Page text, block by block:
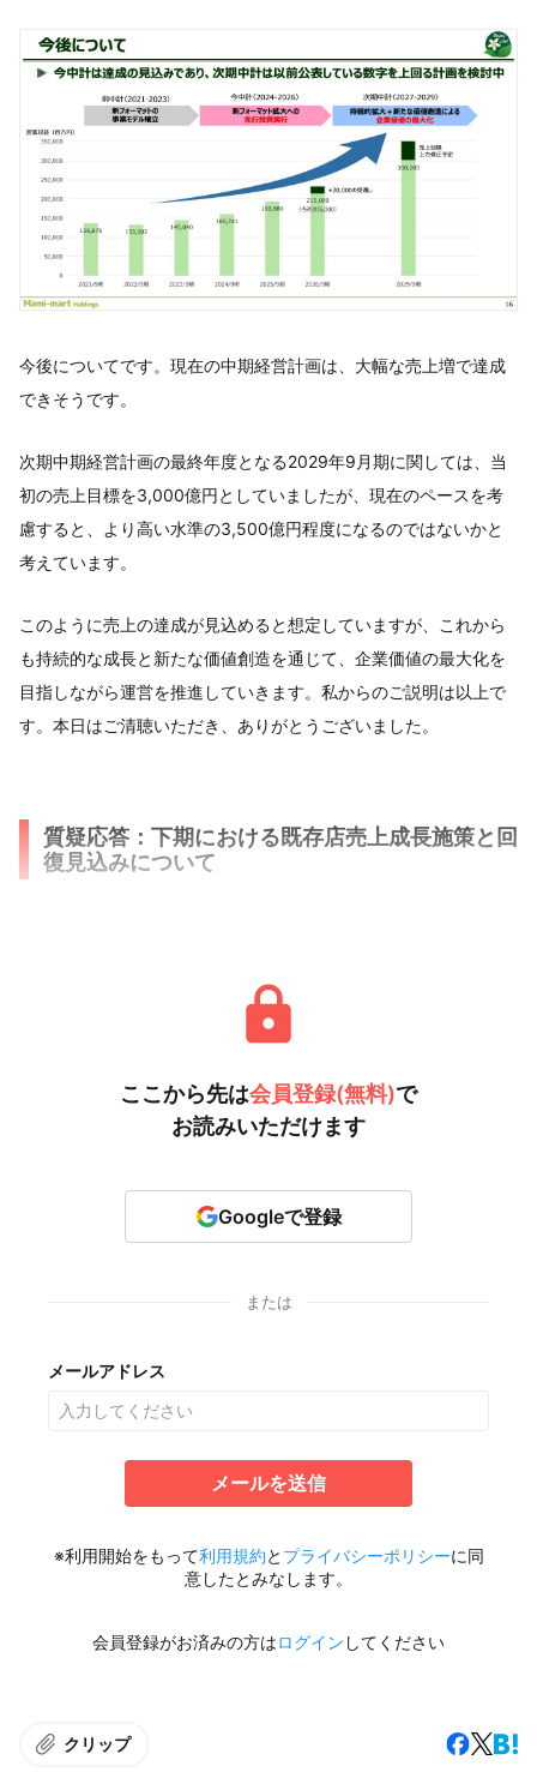
今後についてです。現在の中期経営計画は、大幅な売上増で達成
できそうです。
次期中期経営計画の最終年度となる2029年9月期に関しては、当
初の売上目標を3,000億円としていましたが、現在のペースを考
慮すると、より高い水準の3,500億円程度になるのではないかと
考えています。
このように売上の達成が見込めると想定していますが、これから
も持続的な成長と新たな価値創造を通じて、企業価値の最大化を
目指しながら運営を推進していきます。私からのご説明は以上で
す。本日はご清聴いただき、ありがとうございました。
質疑応答：下期における既存店売上成長施策と回
復見込みについて
ここから先は会員登録(無料)で
お読みいただけます
Googleで登録
または
メールアドレス
メールを送信
※利用開始をもって利用規約と プライバシーポリシーに同
意したとみなします。
会員登録がお済みの方はログイン してください
クリップ